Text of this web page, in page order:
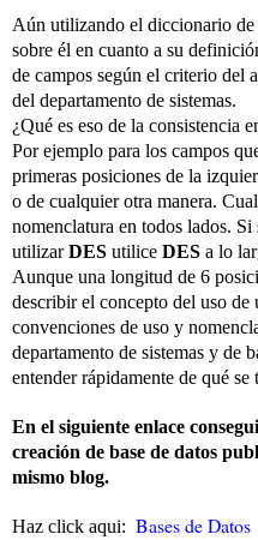
Aún utilizando el diccionario de
sobre él en cuanto a su
de campos según el criterio del
del departamento de sistemas.
¿Qué es eso de la consistencia
Por ejemplo para los campos
primeras posiciones de la
o de cualquier otra manera.
nomenclatura en todos lados.
utilizarDES utilice DES a lo
Aunque una longitud de 6
describir el concepto del uso de
convenciones de uso y
departamento de sistemas y de
entender rápidamente de qué
En el siguiente enlace
creación de base de datos
mismo blog.
Haz click aqui: Bases de Datos